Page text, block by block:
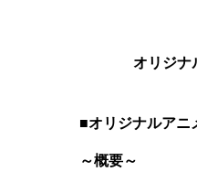
オリジナ
■オリジナルアニ
～概要～